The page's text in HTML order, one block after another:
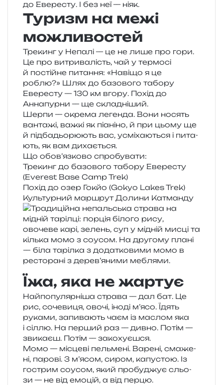
до Евересту. І без неї — ніяк.
Туризм на межі
можливостей
Трекинг у Непалі — це не лише про гори.
Це про витри­ва­лість, чай у тер­мо­сі
й постій­не пита­н­ня: «Навіщо я це
роблю?» Шлях до базо­во­го табо­ру
Евересту — 130 км вгору. Похід до
Аннапурни — ще складніший.
Шерпи — окре­ма леген­да. Вони носять
ван­та­жі, важкі як піа­ні­но, й при цьому ще
й під­ба­дьо­рю­ють вас, усмі­ха­ю­ться і пита­
ють, як вам дихається.
Що обов’язково спробувати:
Трекинг до базо­во­го табо­ру Евересту
(Everest Base Camp Trek)
Похід до озер Гокйо (Gokyo Lakes Trek)
Культурний мар­шрут Долини Катманду
Їжа, яка не жартує
Найпопулярніша стра­ва — дал бат. Це
рис, соче­ви­ця, овочі, іноді м’ясо. Їдять
рука­ми, запи­ва­ють чаєм із маслом яка
і сіллю. На пер­ший раз — дивно. Потім —
зви­ка­єш. Потім — закохуєшся.
Момо — місце­ві пель­ме­ні. Варені, сма­же­
ні, паро­ві. З м’ясом, сиром, капу­стою. Із
гострим соусом, який про­бу­джує сльо­
зи — не від емо­цій, а від перцю.